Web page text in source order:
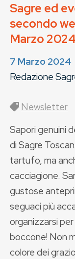
Sagre ed
secondo
Marzo 2024
7 Marzo 2024
Redazione
Newsletter
Sapori genuini
di Sagre
tartufo, ma
cacciagione.
gustose
seguaci più
organizzarsi
boccone! Non
colore dei